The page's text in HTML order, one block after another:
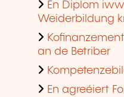
En Diplom
Weiderbildung
an de Betriber
En agreéiert